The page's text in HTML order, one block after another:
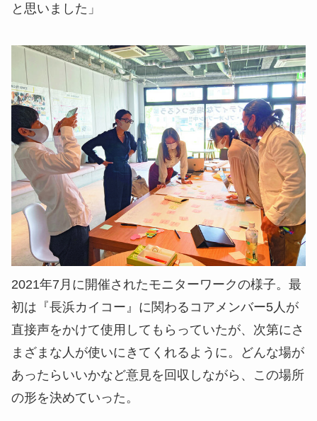
と思いました」
2021年7月に開催されたモニターワークの様子。最
初は『長浜カイコー』に関わるコアメンバー5人が
直接声をかけて使用してもらっていたが、次第にさ
まざまな人が使いにきてくれるように。どんな場が
あったらいいかなど意見を回収しながら、この場所
の形を決めていった。